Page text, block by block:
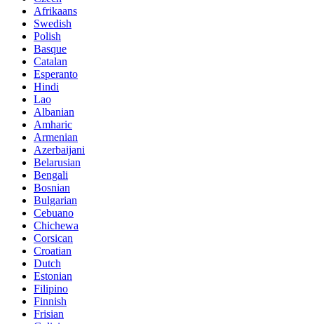
Afrikaans
Swedish
Polish
Basque
Catalan
Esperanto
Hindi
Lao
Albanian
Amharic
Armenian
Azerbaijani
Belarusian
Bengali
Bosnian
Bulgarian
Cebuano
Chichewa
Corsican
Croatian
Dutch
Estonian
Filipino
Finnish
Frisian